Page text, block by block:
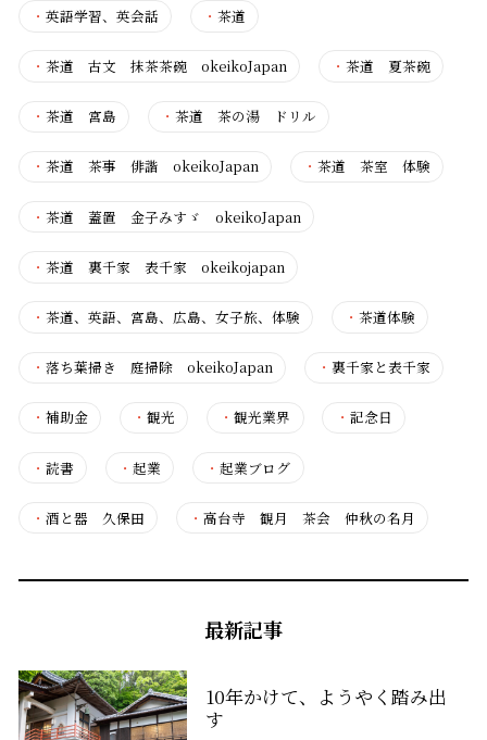
・ 英語学習、英会話 ・茶道
・ 茶道 古文 抹茶茶碗 okeikoJapan ・茶道 夏茶碗
・ 茶道 宮島 ・茶道 茶の湯 ドリル
・ 茶道 茶事 俳諧 okeikoJapan ・茶道 茶室 体験
・ 茶道 蓋置 金子みすゞ okeikoJapan
・ 茶道 裏千家 表千家 okeikojapan
・ 茶道、英語、宮島、広島、女子旅、体験 ・茶道体験
・ 落ち葉掃き 庭掃除 okeikoJapan ・裏千家と表千家
・ 補助金 ・観光 ・観光業界 ・ 記念日
・ 読書 ・起業 ・起業ブログ
・ 酒と器 久保田 ・高台寺 観月 茶会 仲秋の名月
最新記事
10年かけて、ようやく踏み出
す